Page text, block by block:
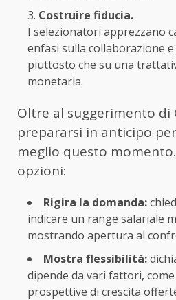
Costruire fiducia.
I selezionatori apprezzano
enfasi sulla collaborazione
piuttosto che su una
monetaria.
Oltre al suggerimento di
prepararsi in anticipo
meglio questo
opzioni:
Rigira la domanda:
indicare un range salariale
mostrando apertura al
Mostra flessibilità:
dipende da vari fattori,
prospettive di crescita